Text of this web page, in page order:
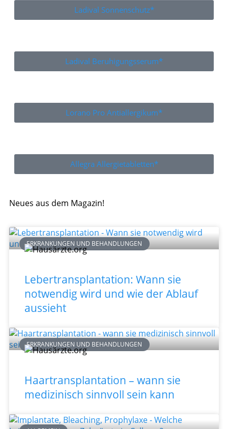
Ladival Sonnenschutz*
Ladival Beruhigungsserum*
Lorano Pro Antiallergikum*
Allegra Allergietabletten*
Neues aus dem Magazin!
ERKRANKUNGEN UND BEHANDLUNGEN
Lebertransplantation: Wann sie
notwendig wird und wie der Ablauf
aussieht
ERKRANKUNGEN UND BEHANDLUNGEN
Haartransplantation – wann sie
medizinisch sinnvoll sein kann